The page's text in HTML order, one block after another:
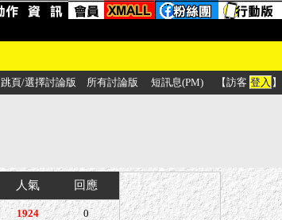
跳頁/選擇討論版 所有討論版 短訊息(PM) 【訪客 登入 】
人氣 回應
1924 0